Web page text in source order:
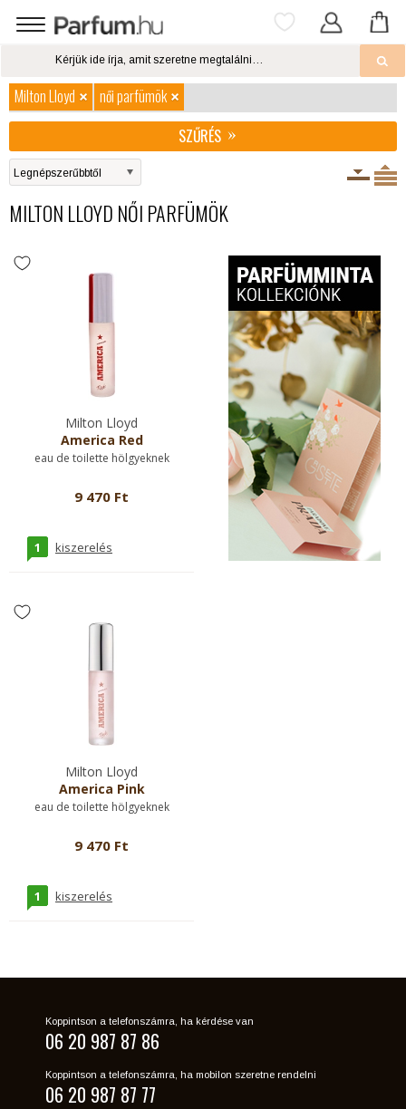
Milton Lloyd
női parfümök
SZŰRÉS
MILTON LLOYD NŐI PARFÜMÖK
Milton Lloyd
America Red
eau de toilette hölgyeknek
9 470 Ft
1 kiszerelés
Milton Lloyd
America Pink
eau de toilette hölgyeknek
9 470 Ft
1 kiszerelés
Koppintson a telefonszámra, ha kérdése van
06 20 987 87 86
Koppintson a telefonszámra, ha mobilon szeretne rendelni
06 20 987 87 77